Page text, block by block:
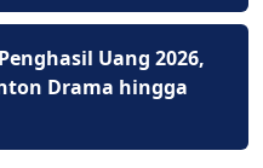
Uang 2026,
Drama hingga